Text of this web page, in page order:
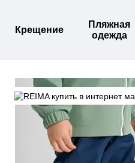
Крещение
Пляжная
одежда